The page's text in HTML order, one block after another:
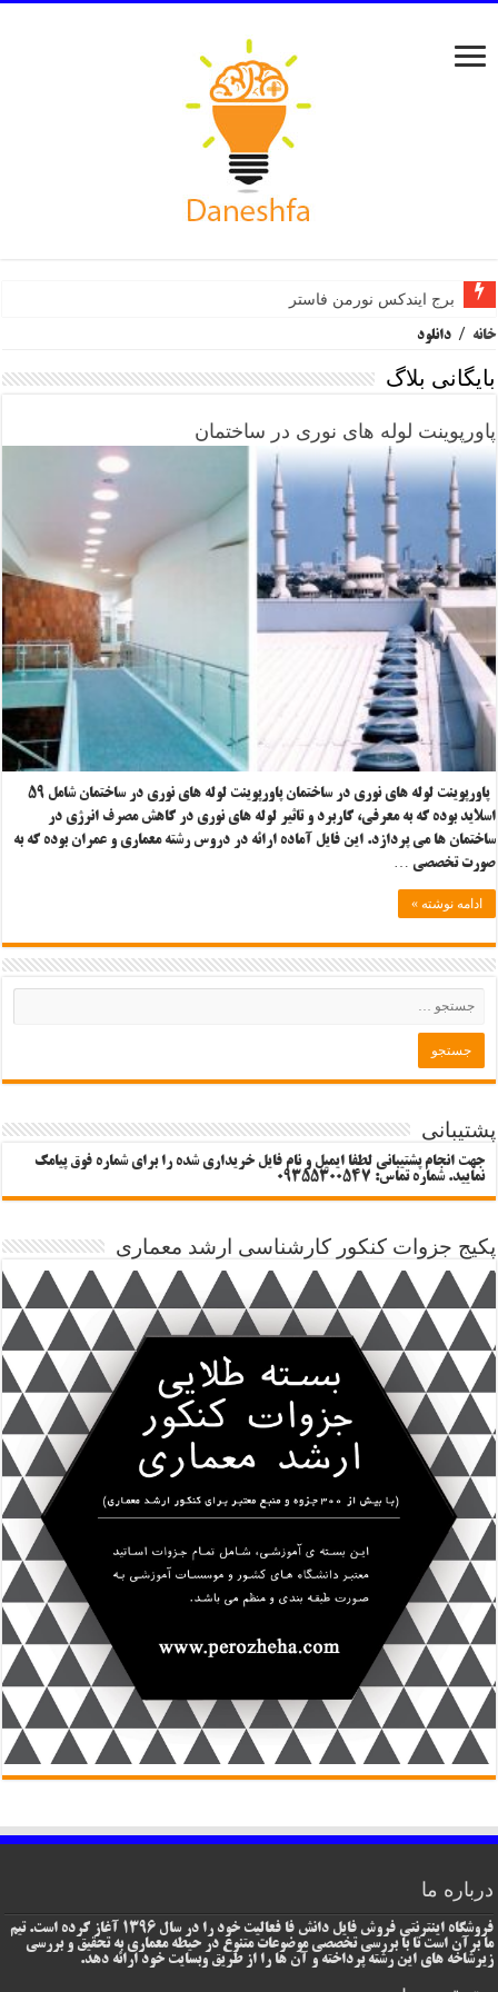
برج ایندکس نورمن فاستر
خانه / دانلود
بایگانی بلاگ
پاورپوینت لوله های نوری در ساختمان
پاورپوینت لوله های نوری در ساختمان پاورپوینت لوله های نوری در ساختمان شامل ۵۹
اسلاید بوده که به معرفی، کاربرد و تاثیر لوله های نوری در کاهش مصرف انرژی در
ساختمان ها می پردازد. این فایل آماده ارائه در دروس رشته معماری و عمران بوده که به
صورت تخصصی …
ادامه نوشته »
پشتیبانی
جهت انجام پشتیبانی لطفا ایمیل و نام فایل خریداری شده را برای شماره فوق پیامک
نمایید. شماره تماس: 09355300547
پکیج جزوات کنکور کارشناسی ارشد معماری
درباره ما
فروشگاه اینترنتی فروش فایل دانش فا فعالیت خود را در سال 1396 آغاز کرده است. تیم
ما برآن است تا با بررسی تخصصی موضوعات متنوع در حیطه معماری به تحقیق و بررسی
زیرشاخه های این رشته پرداخته و آن ها را از طریق وبسایت خود ارائه دهد.